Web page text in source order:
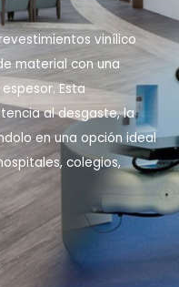
vinílico
material con una
Esta
al desgaste, la
en una opción ideal
colegios,